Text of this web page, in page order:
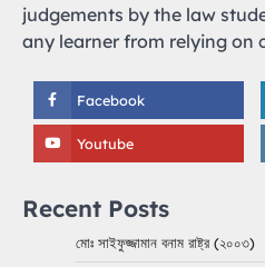
judgements by the law
any learner from relying on
Facebook
Youtube
Recent Posts
মোঃ সাইফুজ্জামান বনাম রাষ্ট্র (২০০৩)